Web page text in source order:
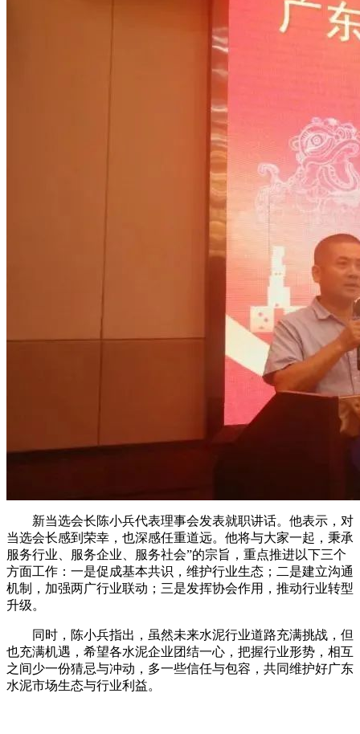
新当选会长陈小兵代表理事会发表就职讲话。他表示，对
当选会长感到荣幸，也深感任重道远。他将与大家一起，秉承
服务行业、服务企业、服务社会”的宗旨，重点推进以下三个
方面工作：一是促成基本共识，维护行业生态；二是建立沟通
机制，加强两广行业联动；三是发挥协会作用，推动行业转型
升级。
同时，陈小兵指出，虽然未来水泥行业道路充满挑战，但
也充满机遇，希望各水泥企业团结一心，把握行业形势，相互
之间少一份猜忌与冲动，多一些信任与包容，共同维护好广东
水泥市场生态与行业利益。